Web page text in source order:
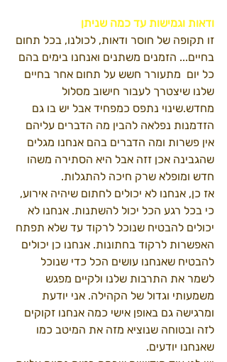
ודאות וגמישות עד כמה שניתן
זו תקופה של חוסר ודאות, לכולנו, בכל תחום
בחיים... הזמנים משתנים ואנחנו בימים בהם
כל יום  מתעורר חשש על תחום אחר בחיים
שלנו שיצטרך לעבור חישוב מסלול
מחדש.שינוי נתפס כמפחיד אבל יש בו גם
הזדמנות נפלאה להבין מה הדברים עליהם
אין פשרות ומה הדברים בהם אנחנו מגלים
שהגבינה אכן זזה אבל היא הסתירה משהו
חדש ומופלא שרק חיכה להתגלות.
אז כן, אנחנו לא יכולים לחתום שיהיה אירוע,
כי בכל רגע הכל יכול להשתנות. אנחנו לא
יכולים להבטיח שנוכל לרקוד עד שלא תפתח
האפשרות לרקוד בחתונות. אנחנו כן יכולים
להבטיח שאנחנו עושים הכל כדי שנוכל
לשמר את התרבות שלנו ולקיים מפגש
משמעותי וגדול של הקהילה. אני יודעת
ומרגישה גם באופן אישי כמה אנחנו זקוקים
לזה ובטוחה שנוציא מזה את המיטב כמו
שאנחנו יודעים.